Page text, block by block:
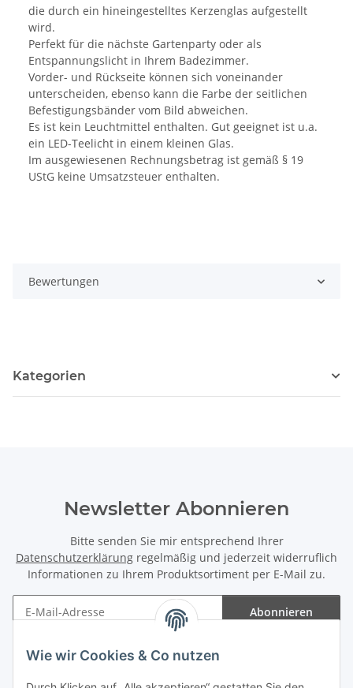
Wie wir Cookies & Co nutzen
die durch ein hineingestelltes Kerzenglas aufgestellt
wird.
Perfekt für die nächste Gartenparty oder als
Entspannungslicht in Ihrem Badezimmer.
Vorder- und Rückseite können sich voneinander
unterscheiden, ebenso kann die Farbe der seitlichen
Befestigungsbänder vom Bild abweichen.
Es ist kein Leuchtmittel enthalten. Gut geeignet ist u.a.
ein LED-Teelicht in einem kleinen Glas.
Im ausgewiesenen Rechnungsbetrag ist gemäß § 19
UStG keine Umsatzsteuer enthalten.
Bewertungen
Kategorien
Newsletter Abonnieren
Bitte senden Sie mir entsprechend Ihrer
Datenschutzerklärung regelmäßig und jederzeit widerruflich
Informationen zu Ihrem Produktsortiment per E-Mail zu.
Abonnieren